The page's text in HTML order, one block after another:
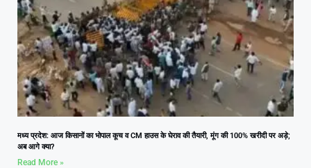
मध्य प्रदेश: आज किसानों का भोपाल कूच व CM हाउस के घेराव की तैयारी, मूंग की 100% खरीदी पर अड़े;
अब आगे क्या?
Read More »